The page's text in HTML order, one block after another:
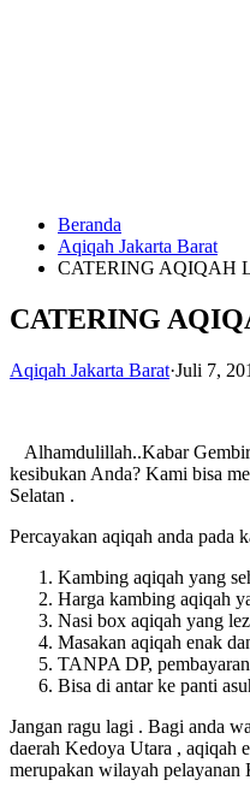
HUBUNGI
KAMI
0823
1246
6713
Beranda
Aqiqah Jakarta Barat
CATERING AQIQAH
CATERING
Aqiqah Jakarta Barat·Juli 7,
Alhamdulillah..Kabar
kesibukan Anda? Kami bisa
Selatan .
Percayakan aqiqah anda pada
Kambing aqiqah yang
Harga kambing aqiqah
Nasi box aqiqah yang
Masakan aqiqah enak
TANPA DP,
Bisa di antar ke panti
Jangan ragu lagi . Bagi anda
daerah Kedoya Utara , aqiqah
merupakan wilayah